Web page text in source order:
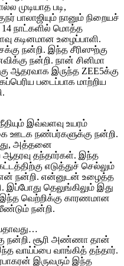
முடியாத படி,
பாலாஜியும் நானும் நிறையச்
நாட்களில் மொத்த
கடினமான உழைப்பாளி.
நன்றி. இந்த சீரிஸுற்கு
நன்றி. நான் சினிமா
ஆதரவாக இருந்த ZEE5க்கு
படைப்பாக மாற்றிய
இவ்வளவு உயரம்
ஊடக நண்பர்களுக்கு நன்றி.
அத்தனை
ஆதரவு தந்தார்கள். இந்த
எடுத்துச் செல்லும்
என் நன்றி. என்னுடன் உழைத்த
தெலுங்கிலும் இது
இந்த வெற்றிக்கு காரணமான
நன்றி.
நன்றி. சூரி அண்ணா தான்
வாய்ப்பை வாங்கித் தந்தார்.
இருவரும் இந்த